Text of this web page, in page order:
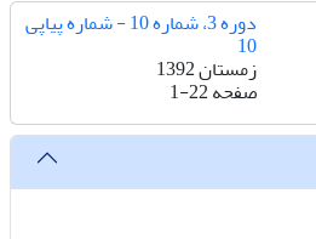
دوره 3، شماره 10 - شماره پیاپی
10
زمستان 1392
صفحه1-22